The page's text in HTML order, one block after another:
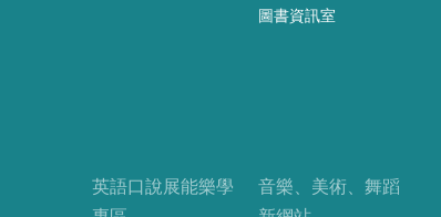
圖書資訊室
英語口說展能樂學
音樂、美術、舞蹈